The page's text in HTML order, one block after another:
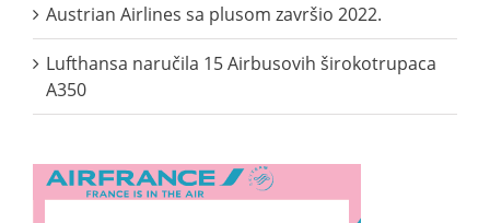
Austrian Airlines sa plusom završio 2022.
Lufthansa naručila 15 Airbusovih širokotrupaca
A350